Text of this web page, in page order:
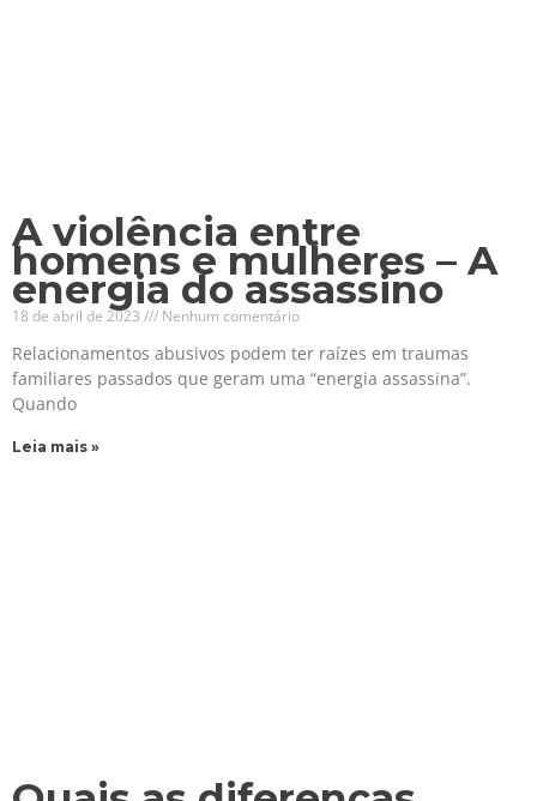
A violência entre
homens e mulheres – A
energia do assassino
18 de abril de 2023 Nenhum comentário
Relacionamentos abusivos podem ter raízes em traumas
familiares passados que geram uma “energia assassina”.
Quando
Leia mais »